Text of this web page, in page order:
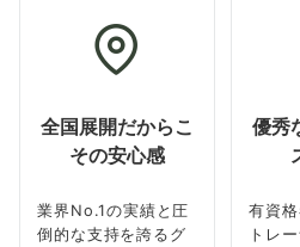
全国展開だからこ
その安心感
業界No.1の実績と圧
倒的な支持を誇るグ
優秀
有資格
トレ